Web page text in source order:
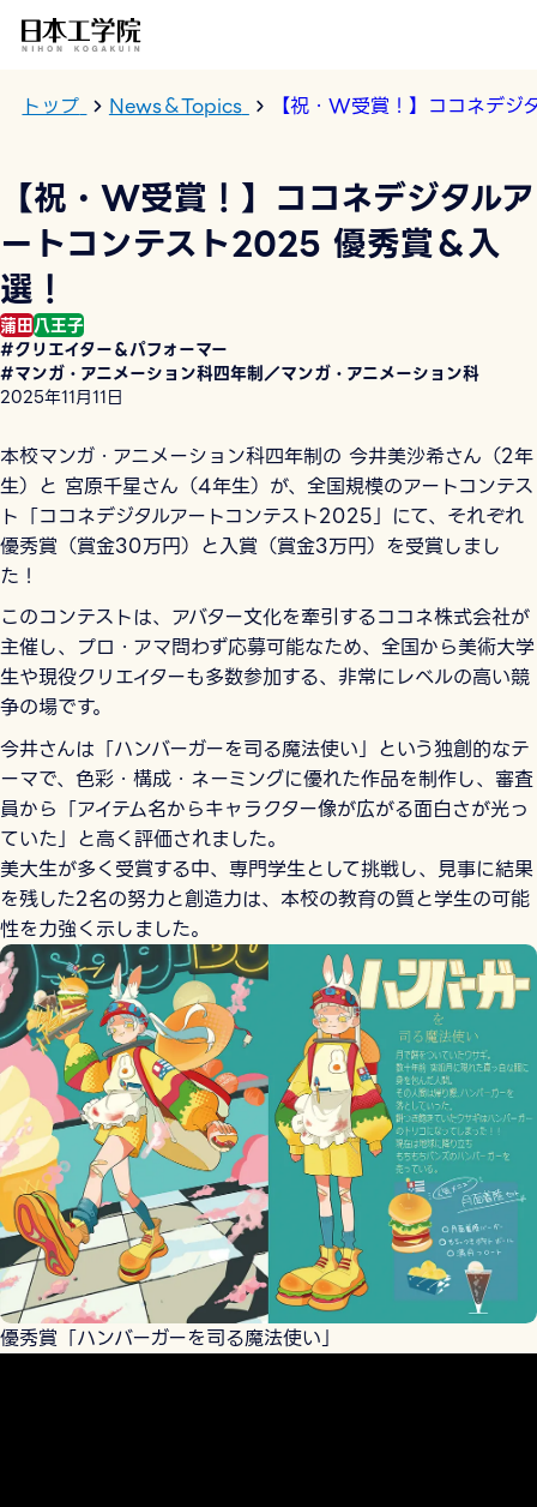
トップ News＆Topics 【祝・W受賞！】ココネデ
【祝・W受賞！】ココネデジタルア
ートコンテスト2025 優秀賞＆入
選！
蒲田八王子
#クリエイター＆パフォーマー
#マンガ・アニメーション科四年制／マンガ・アニメーション科
2025年11月11日
本校マンガ・アニメーション科四年制の 今井美沙希さん（2年
生）と 宮原千星さん（4年生）が、全国規模のアートコンテス
ト「ココネデジタルアートコンテスト2025」にて、それぞれ
優秀賞（賞金30万円）と入賞（賞金3万円）を受賞しまし
た！
このコンテストは、アバター文化を牽引するココネ株式会社が
主催し、プロ・アマ問わず応募可能なため、全国から美術大学
生や現役クリエイターも多数参加する、非常にレベルの高い競
争の場です。
今井さんは「ハンバーガーを司る魔法使い」という独創的なテ
ーマで、色彩・構成・ネーミングに優れた作品を制作し、審査
員から「アイテム名からキャラクター像が広がる面白さが光っ
ていた」と高く評価されました。
美大生が多く受賞する中、専門学生として挑戦し、見事に結果
を残した2名の努力と創造力は、本校の教育の質と学生の可能
性を力強く示しました。
優秀賞「ハンバーガーを司る魔法使い」